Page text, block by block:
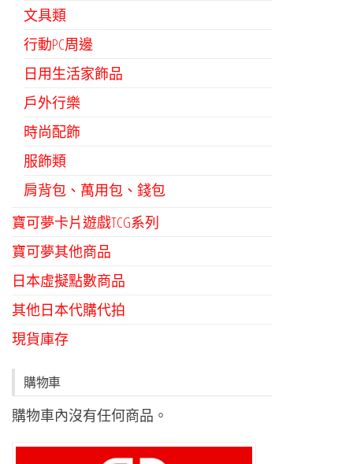
文具類
行動PC周邊
日用生活家飾品
戶外行樂
時尚配飾
服飾類
肩背包、萬用包、錢包
寶可夢卡片遊戲TCG系列
寶可夢其他商品
日本虛擬點數商品
其他日本代購代拍
現貨庫存
購物車
購物車內沒有任何商品。